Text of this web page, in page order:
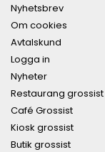
Nyhetsbrev
Om cookies
Avtalskund
Logga in
Nyheter
Restaurang grossist
Café Grossist
Kiosk grossist
Butik grossist